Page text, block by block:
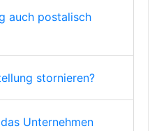
auch postalisch
stornieren?
Unternehmen